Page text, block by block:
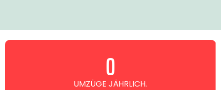
UMZÜGE JÄHRLICH.
0